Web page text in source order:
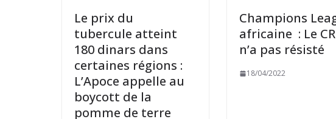
Le prix du
tubercule atteint
180 dinars dans
certaines régions :
L’Apoce appelle au
boycott de la
pomme de terre
Champions
africaine : Le
n’a pas résisté
18/04/2022